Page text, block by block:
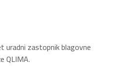
uradni zastopnik blagovne
QLIMA.